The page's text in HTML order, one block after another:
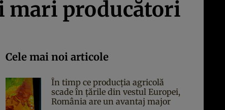
mari producători
Cele mai noi articole
În timp ce producția agricolă
scade în țările din vestul Europei,
România are un avantaj major